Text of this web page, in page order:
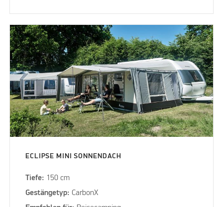
ECLIPSE MINI SONNENDACH
Tiefe: 150 cm
Gestängetyp:CarbonX